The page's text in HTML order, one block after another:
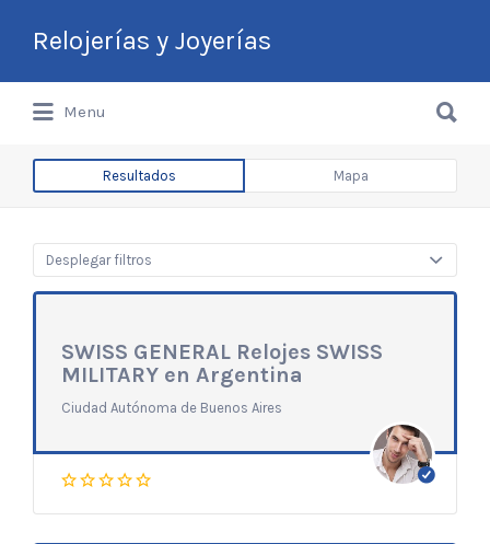
Relojerías y Joyerías
Guía de Relojerías y Joyerías en
Buscar
por:
Menu
por:
Resultados Mapa
Desplegar filtros
SWISS GENERAL Relojes SWISS
MILITARY en Argentina
Ciudad Autónoma de Buenos Aires